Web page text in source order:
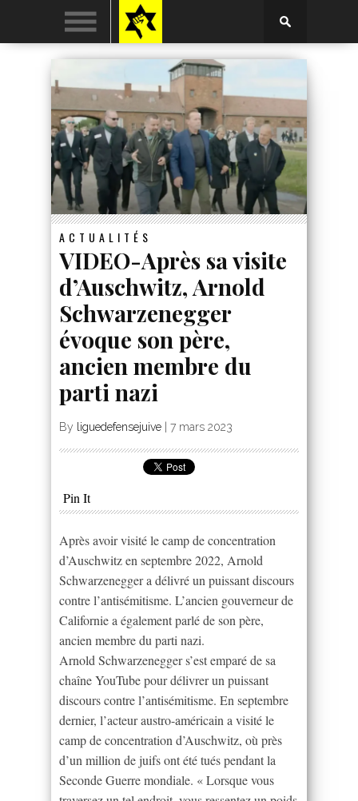
ACTUALITÉS
VIDEO-Après sa visite
d’Auschwitz, Arnold
Schwarzenegger
évoque son père,
ancien membre du
parti nazi
By liguedefensejuive 7 mars 2023
Pin It
Après avoir visité le camp de concentration
d’Auschwitz en septembre 2022, Arnold
Schwarzenegger a délivré un puissant discours
contre l’antisémitisme. L’ancien gouverneur de
Californie a également parlé de son père,
ancien membre du parti nazi.
Arnold Schwarzenegger s’est emparé de sa
chaîne YouTube pour délivrer un puissant
discours contre l’antisémitisme. En septembre
dernier, l’acteur austro-américain a visité le
camp de concentration d’Auschwitz, où près
d’un million de juifs ont été tués pendant la
Seconde Guerre mondiale. « Lorsque vous